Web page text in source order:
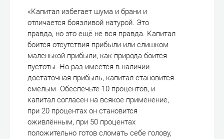
«Капитал избегает шума и брани и
отличается боязливой натурой. Это
правда, но это ещё не вся правда. Капитал
боится отсутствия прибыли или слишком
маленькой прибыли, как природа боится
пустоты. Но раз имеется в наличии
достаточная прибыль, капитал становится
смелым. Обеспечьте 10 процентов, и
капитал согласен на всякое применение,
при 20 процентах он становится
оживлённым, при 50 процентах
положительно готов сломать себе голову,